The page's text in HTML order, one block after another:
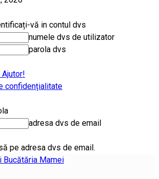
vă in contul dvs
numele dvs de utilizator
parola dvs
confidențialitate
adresa dvs de email
pe adresa dvs de email.
Bucătăria Mamei